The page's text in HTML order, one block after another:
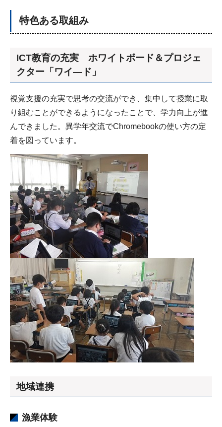
特色ある取組み
ICT教育の充実 ホワイトボード＆プロジェ
クター「ワイ―ド」
視覚支援の充実で思考の交流ができ、集中して授業に取
り組むことができるようになったことで、学力向上が進
んできました。異学年交流でChromebookの使い方の定
着を図っています。
地域連携
漁業体験